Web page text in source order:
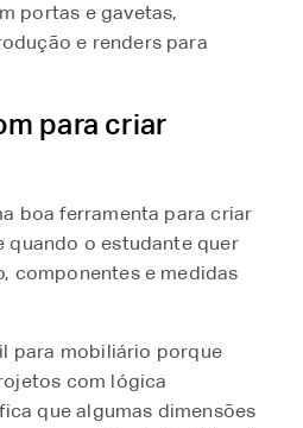
portas e gavetas,
e renders para
para criar
boa ferramenta para criar
quando o estudante quer
componentes e medidas
para mobiliário porque
com lógica
que algumas dimensões